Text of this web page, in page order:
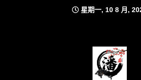
星期一, 10 8 月,